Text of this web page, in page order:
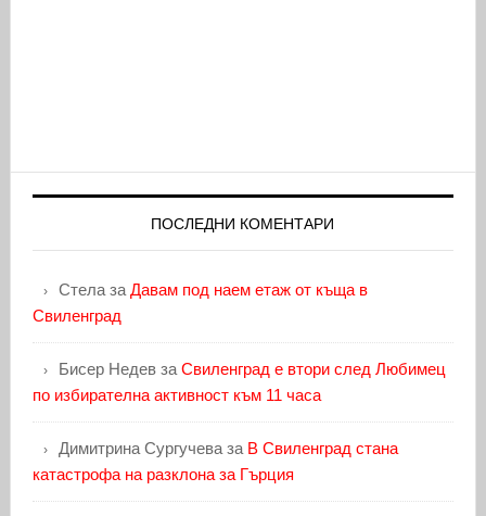
ПОСЛЕДНИ КОМЕНТАРИ
Стелаза Давам под наем етаж от къща в
Свиленград
Бисер Недевза Свиленград е втори след Любимец
по избирателна активност към 11 часа
Димитрина Сургучеваза В Свиленград стана
катастрофа на разклона за Гърция